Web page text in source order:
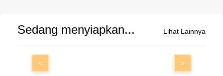
Sedang menyiapkan... Lihat Lainnya
< >